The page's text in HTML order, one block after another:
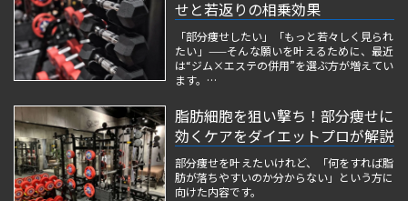
な...
せと若返りの相乗効果
「部分痩せしたい」「もっと若々しく見られ
たい」——そんな願いを叶えるために、最近
は“ジム×エステの併用”を選ぶ方が増えてい
ます。
肪やむくみ・質感を仕上げる。
この2つを掛け合わせると、単発では出せな
い“引き締まり × 若返り”の相乗効果が生ま
とはいえ、
脂肪細胞を狙い撃ち！部分痩せに
効くケアをダイエットプロが解説
部分痩せを叶えたいけれど、「何をすれば脂
肪が落ちやすいのか分からない」という方に
向けた内容です。